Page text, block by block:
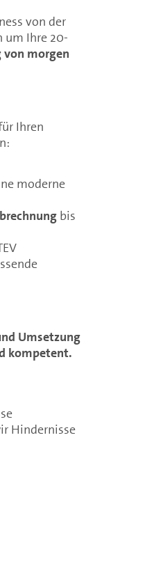
von der
um Ihre 20-
von morgen
Ihren
moderne
bis
Umsetzung
kompetent.
Hindernisse